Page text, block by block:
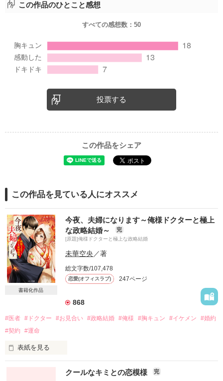
この作品のひとこと感想
すべての感想数： 50
投票する
この作品をシェア
この作品を見ている人にオススメ
書籍化作品
今夜、夫婦になります～俺様ドクターと極上
な政略結婚～
完
[原題]俺様ドクターと極上な政略結婚
未華空央／著
総文字数/107,478
恋愛(オフィスラブ) 247ページ
868
#医者 #ドクター #お見合い #政略結婚 #俺様 #胸キュン #イケメン
#婚約
#契約
#運命
表紙を見る
「悪いようにはしない……お互いに気持ちのいい結婚をしよう
クールなキミとの恋模様 完